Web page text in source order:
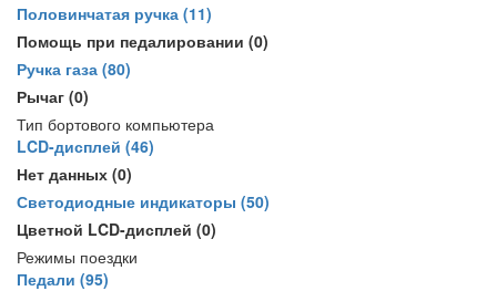
Половинчатая ручка (11)
Помощь при педалировании (0)
Ручка газа (80)
Рычаг (0)
Тип бортового компьютера
LCD-дисплей (46)
Нет данных (0)
Светодиодные индикаторы (50)
Цветной LCD-дисплей (0)
Режимы поездки
Педали (95)